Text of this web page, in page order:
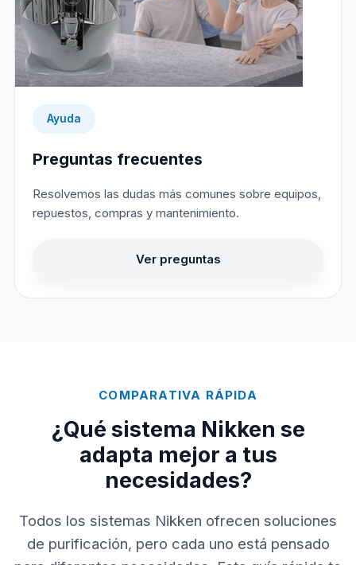
Ayuda
Preguntas frecuentes
Resolvemos las dudas más comunes sobre equipos,
repuestos, compras y mantenimiento.
Ver preguntas
COMPARATIVA RÁPIDA
¿Qué sistema Nikken se
adapta mejor a tus
necesidades?
Todos los sistemas Nikken ofrecen soluciones
de purificación, pero cada uno está pensado